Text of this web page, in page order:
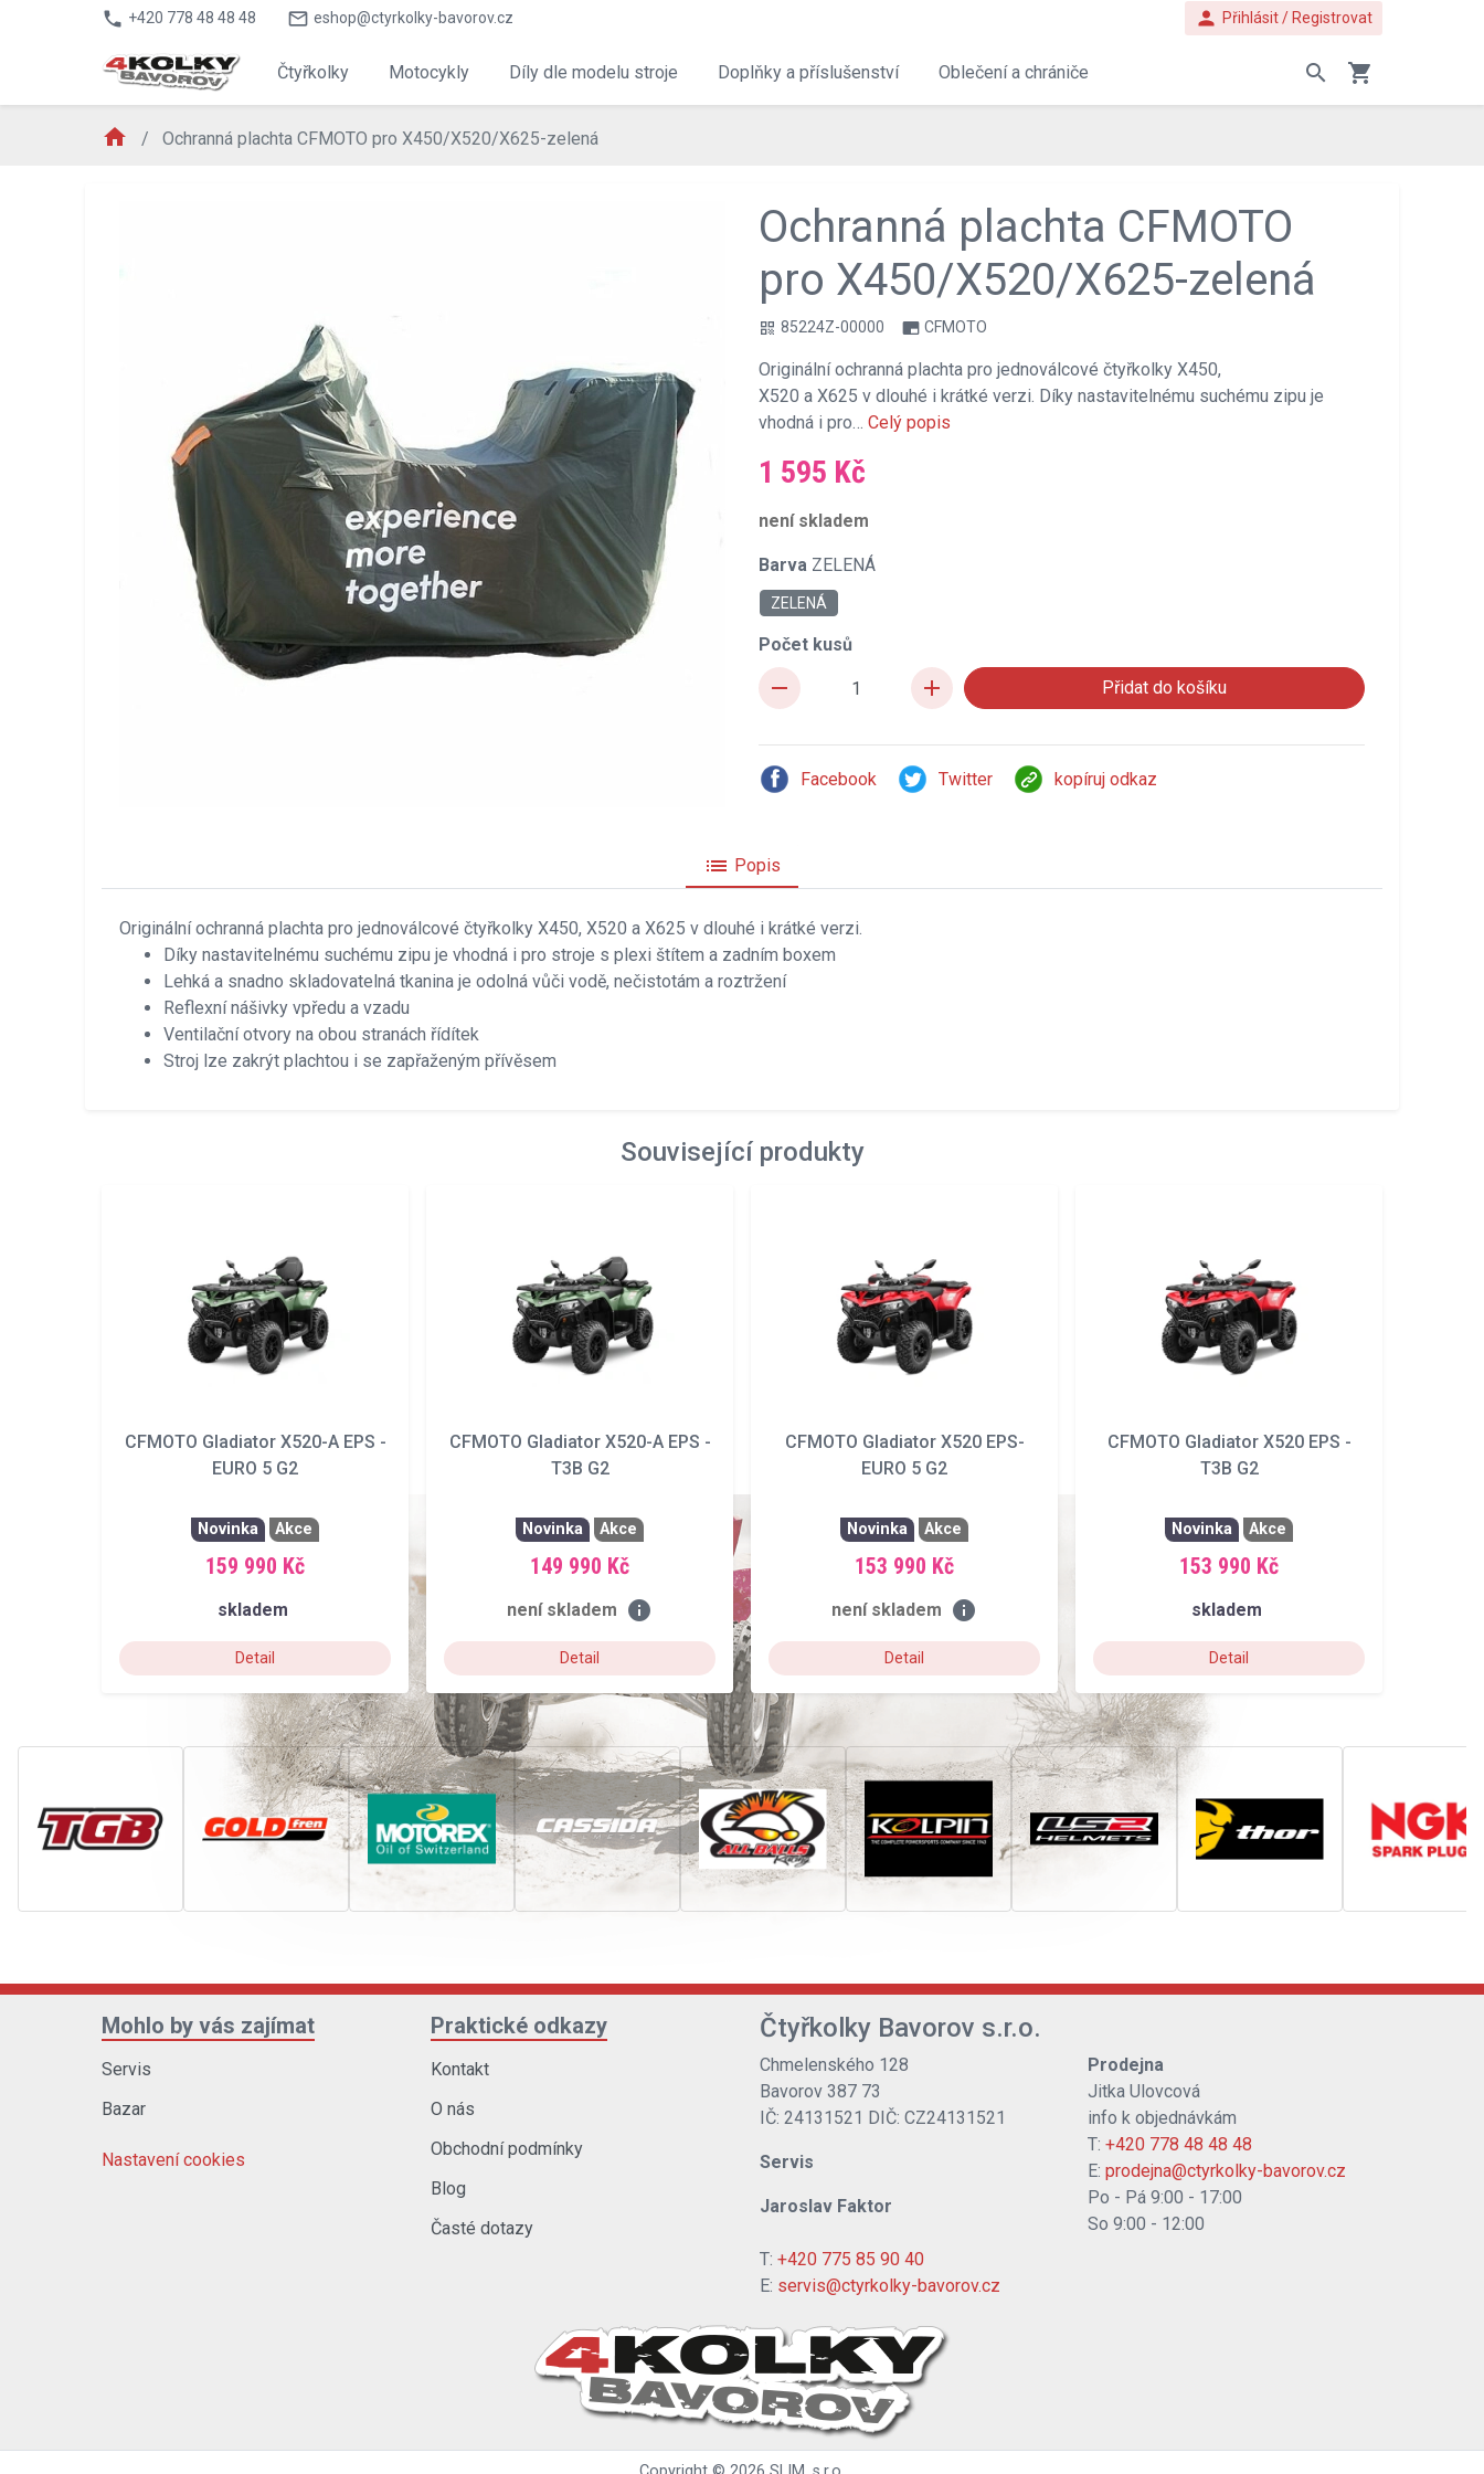
phone +420 778 48 48 48 mail_outline eshop@ctyrkolky-bavorov.cz person Přihlásit / Registrovat
Čtyřkolky Motocykly Díly dle modelu stroje Doplňky a příslušenství Oblečení a chrániče search shopping_cart
home Ochranná plachta CFMOTO pro X450/X520/X625-zelená
Ochranná plachta CFMOTO
pro X450/X520/X625-zelená
qr_code 85224Z-00000 branding_watermark CFMOTO
Originální ochranná plachta pro jednoválcové čtyřkolky X450,
X520 a X625 v dlouhé i krátké verzi. Díky nastavitelnému suchému zipu je
vhodná i pro… Celý popis
1 595 Kč
není skladem
Barva ZELENÁ
ZELENÁ
Počet kusů
remove add
Facebook Twitter kopíruj odkaz
list Popis
Originální ochranná plachta pro jednoválcové čtyřkolky X450, X520 a X625 v dlouhé i krátké verzi.
Díky nastavitelnému suchému zipu je vhodná i pro stroje s plexi štítem a zadním boxem
Lehká a snadno skladovatelná tkanina je odolná vůči vodě, nečistotám a roztržení
Reflexní nášivky vpředu a vzadu
Ventilační otvory na obou stranách řídítek
Stroj lze zakrýt plachtou i se zapřaženým přívěsem
Související produkty
CFMOTO Gladiator X520-A EPS -
EURO 5 G2
Novinka Akce
159 990 Kč
skladem
Detail
CFMOTO Gladiator X520-A EPS -
T3B G2
Novinka Akce
149 990 Kč
není skladem info
Detail
CFMOTO Gladiator X520 EPS-
EURO 5 G2
Novinka Akce
153 990 Kč
není skladem info
Detail
CFMOTO Gladiator X520 EPS -
T3B G2
Novinka Akce
153 990 Kč
skladem
Detail
Mohlo by vás zajímat
Servis
Bazar
Nastavení cookies
Praktické odkazy
Kontakt
O nás
Obchodní podmínky
Blog
Časté dotazy
Čtyřkolky Bavorov s.r.o.
Chmelenského 128
Bavorov 387 73
IČ: 24131521 DIČ: CZ24131521
Servis
Jaroslav Faktor
T: +420 775 85 90 40
E: servis@ctyrkolky-bavorov.cz
Prodejna
Jitka Ulovcová
info k objednávkám
T: +420 778 48 48 48
E: prodejna@ctyrkolky-bavorov.cz
Po - Pá 9:00 - 17:00
So 9:00 - 12:00